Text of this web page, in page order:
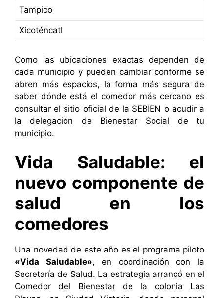
Tampico
Xicoténcatl
Como las ubicaciones exactas dependen de
cada municipio y pueden cambiar conforme se
abren más espacios, la forma más segura de
saber dónde está el comedor más cercano es
consultar el sitio oficial de la SEBIEN o acudir a
la delegación de Bienestar Social de tu
municipio.
Vida Saludable: el
nuevo componente de
salud en los
comedores
Una novedad de este año es el programa piloto
«Vida Saludable», en coordinación con la
Secretaría de Salud. La estrategia arrancó en el
Comedor del Bienestar de la colonia Las